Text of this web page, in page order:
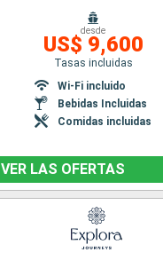
desde
US$ 9,600
Tasas incluidas
Wi-Fi incluido
Bebidas Incluidas
Comidas incluidas
VER LAS OFERTAS